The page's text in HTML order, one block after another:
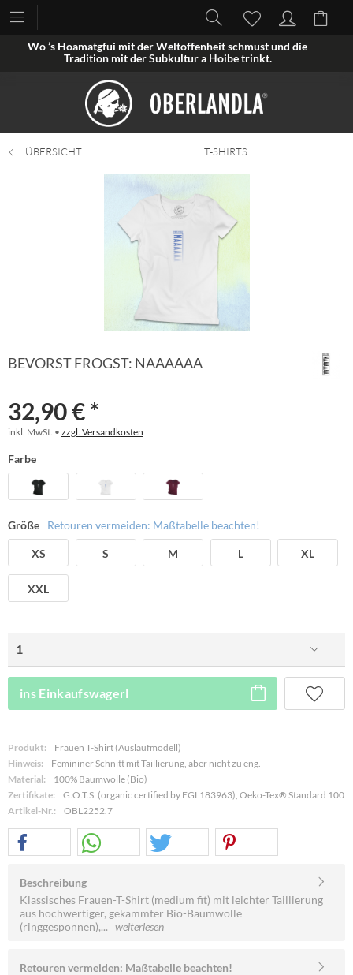
Wo ’s Hoamatgfui mit der Weltoffenheit schmust und die
Tradition mit der Subkultur a Hoibe trinkt.
ÜBERSICHT T-SHIRTS
BEVORST FROGST: NAAAAAA
32,90 € *
inkl. MwSt. • zzgl. Versandkosten
Farbe
Größe Retouren vermeiden: Maßtabelle beachten!
XS S M L XL
XXL
ins Einkaufswagerl
Produkt:
Frauen T-Shirt (Auslaufmodell)
Hinweis:
Femininer Schnitt mit Taillierung, aber nicht zu eng.
Material:
100% Baumwolle (Bio)
Zertifikate:
G.O.T.S. (organic certified by EGL183963), Oeko-Tex® Standard 100
Artikel-Nr.:
OBL2252.7
Beschreibung
Klassisches Frauen-T-Shirt (medium fit) mit leichter Taillierung
aus hochwertiger, gekämmter Bio-Baumwolle
(ringgesponnen),... weiterlesen
Retouren vermeiden: Maßtabelle beachten!